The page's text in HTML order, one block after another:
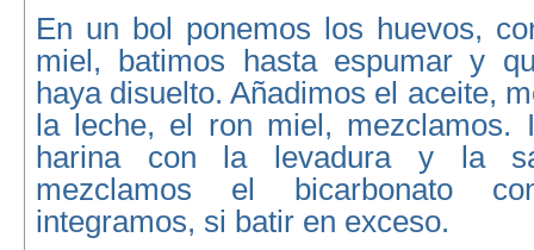
En un bol ponemos los huevos,
miel, batimos hasta espumar y
haya disuelto. Añadimos el aceite,
la leche, el ron miel, mezclamos.
harina con la levadura y la
mezclamos el bicarbonato
integramos, si batir en exceso.